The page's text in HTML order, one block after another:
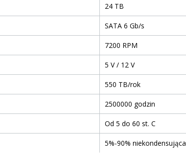
24 TB
SATA 6 Gb/s
7200 RPM
5 V / 12 V
550 TB/rok
2500000 godzin
Od 5 do 60 st. C
5%-90% niekondensująca